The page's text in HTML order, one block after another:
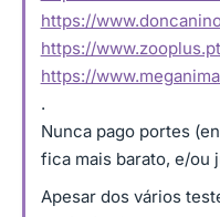
https://
https://
https://
.
Nunca pago portes
fica mais barato, e/ou
Apesar dos vários